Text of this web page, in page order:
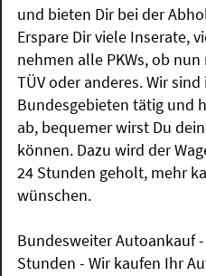
und bieten Dir bei der
Erspare Dir viele Inserate,
nehmen alle PKWs, ob
TÜV oder anderes. Wir
Bundesgebieten tätig und
ab, bequemer wirst Du
können. Dazu wird der
24 Stunden geholt, mehr
wünschen.
Bundesweiter Autoankauf
Stunden - Wir kaufen Ihr